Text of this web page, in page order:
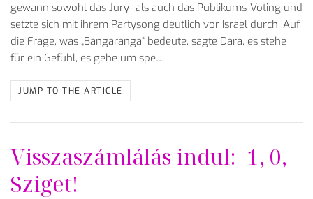
gewann sowohl das Jury- als auch das Publikums-Voting und
setzte sich mit ihrem Partysong deutlich vor Israel durch. Auf
die Frage, was „Bangaranga“ bedeute, sagte Dara, es stehe
für ein Gefühl, es gehe um spe…
JUMP TO THE ARTICLE
Visszaszámlálás indul: -1, 0,
Sziget!